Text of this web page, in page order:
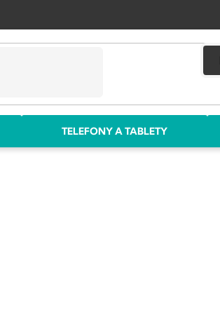
TELEFONY A TABLETY